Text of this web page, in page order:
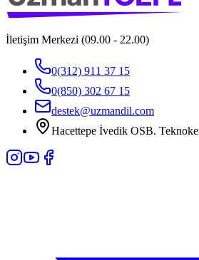
İletişim Merkezi (09.00 - 22.00)
0(312) 911 37 15
0(850) 302 67 15
destek@uzmandil.com
Hacettepe İvedik OSB.